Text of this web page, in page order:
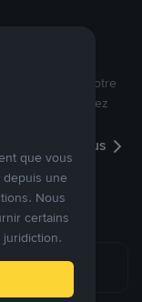
de vendre à votre
ou créez
prix.
Voir plus
que vous
depuis une
Nous
certains